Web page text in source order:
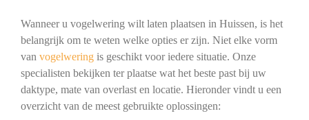
Wanneer u vogelwering wilt laten plaatsen in Huissen, is het
belangrijk om te weten welke opties er zijn. Niet elke vorm
van vogelweringis geschikt voor iedere situatie. Onze
specialisten bekijken ter plaatse wat het beste past bij uw
daktype, mate van overlast en locatie. Hieronder vindt u een
overzicht van de meest gebruikte oplossingen: